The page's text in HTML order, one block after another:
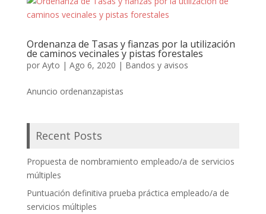
Ordenanza de Tasas y fianzas por la utilización
de caminos vecinales y pistas forestales
por Ayto | Ago 6, 2020 | Bandos y avisos
Anuncio ordenanzapistas
Recent Posts
Propuesta de nombramiento empleado/a de servicios
múltiples
Puntuación definitiva prueba práctica empleado/a de
servicios múltiples